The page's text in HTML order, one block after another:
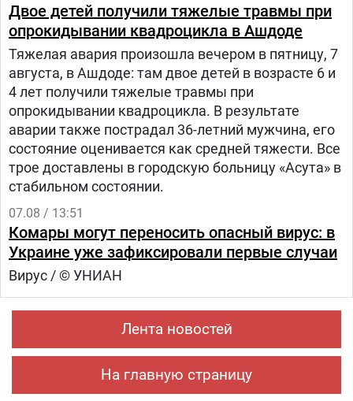
Двое детей получили тяжелые травмы при
опрокидывании квадроцикла в Ашдоде
Тяжелая авария произошла вечером в пятницу, 7
августа, в Ашдоде: там двое детей в возрасте 6 и
4 лет получили тяжелые травмы при
опрокидывании квадроцикла. В результате
аварии также пострадал 36-летний мужчина, его
состояние оценивается как средней тяжести. Все
трое доставлены в городскую больницу «Асута» в
стабильном состоянии.
07.08 / 13:51
Комары могут переносить опасный вирус: в
Украине уже зафиксировали первые случаи
Вирус / © УНИАН
Лента новостей
На главную страницу